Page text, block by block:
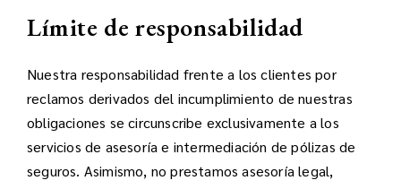
Límite de responsabilidad
Nuestra responsabilidad frente a los clientes por
reclamos derivados del incumplimiento de nuestras
obligaciones se circunscribe exclusivamente a los
servicios de asesoría e intermediación de pólizas de
seguros. Asimismo, no prestamos asesoría legal,